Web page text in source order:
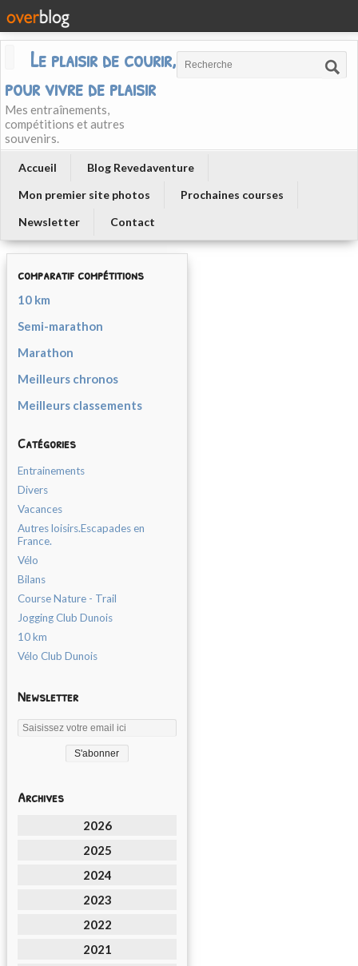
Le plaisir de courir, courir
pour vivre de plaisir
Mes entraînements,
compétitions et autres
souvenirs.
Accueil
Blog Revedaventure
Mon premier site photos
Prochaines courses
Newsletter
Contact
comparatif compétitions
10 km
Semi-marathon
Marathon
Meilleurs chronos
Meilleurs classements
Catégories
Entrainements
Divers
Vacances
Autres loisirs.Escapades en
France.
Vélo
Bilans
Course Nature - Trail
Jogging Club Dunois
10 km
Vélo Club Dunois
Newsletter
Archives
2026
2025
2024
2023
2022
2021